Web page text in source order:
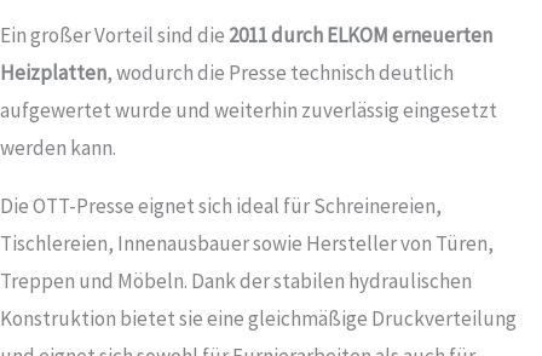
Ein großer Vorteil sind die 2011 durch ELKOM erneuerten
Heizplatten, wodurch die Presse technisch deutlich
aufgewertet wurde und weiterhin zuverlässig eingesetzt
werden kann.
Die OTT-Presse eignet sich ideal für Schreinereien,
Tischlereien, Innenausbauer sowie Hersteller von Türen,
Treppen und Möbeln. Dank der stabilen hydraulischen
Konstruktion bietet sie eine gleichmäßige Druckverteilung